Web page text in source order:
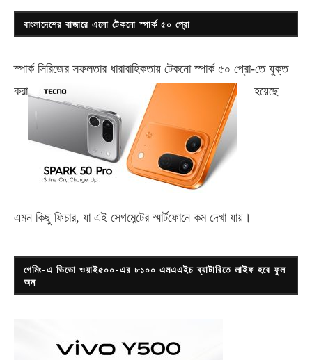
বাংলাদেশের বাজারে এলো টেকনো স্পার্ক ৫০ প্রো
স্পার্ক সিরিজের সফলতার ধারাবাহিকতায় টেকনোস্পার্ক ৫০ প্রো-তে যুক্ত
করা
হয়েছে
এমন কিছু ফিচার, যা এই সেগমেন্টের স্মার্টফোনে কম দেখা যায়।
গেমিং-এ ভিভো ওয়াই৫০০-এর ৮১০০ এমএএইচ ব্যাটারিতে লাইফ হবে ফুল
অন